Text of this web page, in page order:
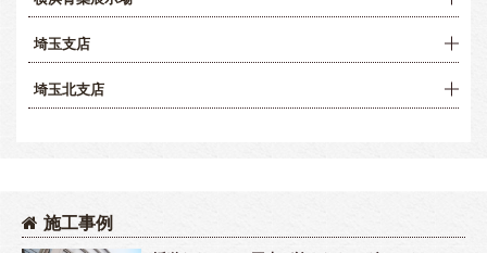
埼玉支店
埼玉北支店
施工事例